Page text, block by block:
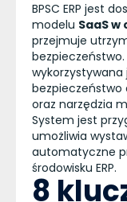
BPSC ERP jest
modelu SaaS
przejmuje
bezpieczeństwo
oraz narzędzia
System jest
umożliwia
automatyczne
środowisku ERP.
8